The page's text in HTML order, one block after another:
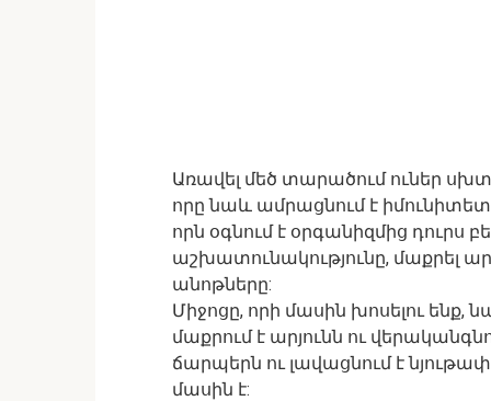
Առավել մեծ տարածում ուներ
որը նաև ամրացնում է
որն օգնում է օրգանիզմից դուրս
աշխատունակությունը, մաքրել
անոթները:
Միջոցը, որի մասին խոսելու
մաքրում է արյունն ու
ճարպերն ու լավացնում է
մասին է: